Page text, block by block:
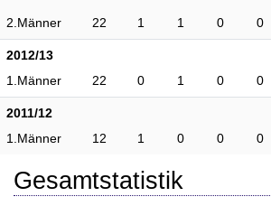
2.Männer 22 1 1 0 0
2012/13
1.Männer
22 0 1 0 0
2011/12
1.Männer
12 1 0 0 0
Gesamtstatistik